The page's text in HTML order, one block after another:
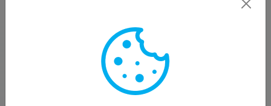
hợp và phòng ngừa chuyên cung cấp phương pháp
tiếp cận toàn diện và cá nhân hóa trong điều trị
Phòng khám của chúng tôi tuyển dụng các nhà
miễn dịch học, bác sĩ ung thư, chuyên gia dinh
dưỡng và nhà trị liệu làm việc cùng nhau để phát